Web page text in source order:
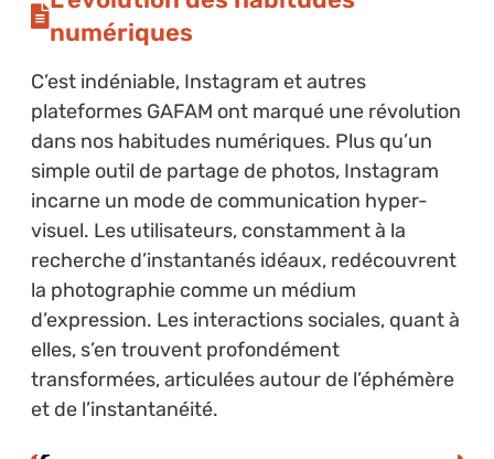
numériques
C’est indéniable, Instagram et autres
plateformes GAFAM ont marqué une révolution
dans nos habitudes numériques. Plus qu’un
simple outil de partage de photos, Instagram
incarne un mode de communication hyper-
visuel. Les utilisateurs, constamment à la
recherche d’instantanés idéaux, redécouvrent
la photographie comme un médium
d’expression. Les interactions sociales, quant à
elles, s’en trouvent profondément
transformées, articulées autour de l’éphémère
et de l’instantanéité.